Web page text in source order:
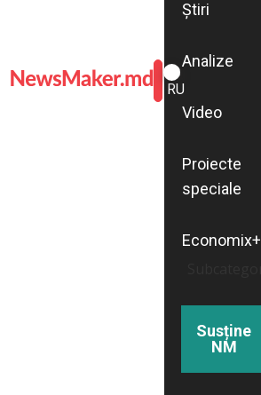
ROMÂNĂ
RU
Știri
Analize
Video
Proiecte
speciale
Economix+
Susține
NM